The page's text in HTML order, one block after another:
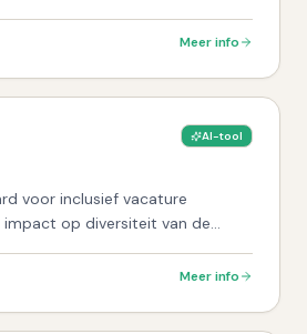
Meer info
AI-tool
voor inclusief vacature
impact op diversiteit van de
Meer info